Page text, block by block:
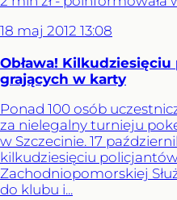
18 maj 2012 13:08
Obława!
grających w karty
Ponad 100 osób
za nielegalny turnieju
w Szczecinie. 17
kilkudziesięciu
Zachodniopomorskiej
do klubu i...